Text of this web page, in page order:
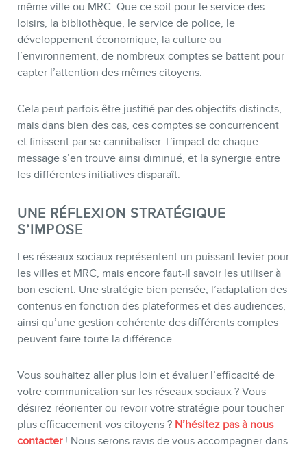
même ville ou MRC. Que ce soit pour le service des
loisirs, la bibliothèque, le service de police, le
développement économique, la culture ou
l’environnement, de nombreux comptes se battent pour
capter l’attention des mêmes citoyens.
Cela peut parfois être justifié par des objectifs distincts,
mais dans bien des cas, ces comptes se concurrencent
et finissent par se cannibaliser. L’impact de chaque
message s’en trouve ainsi diminué, et la synergie entre
les différentes initiatives disparaît.
UNE RÉFLEXION STRATÉGIQUE
S’IMPOSE
Les réseaux sociaux représentent un puissant levier pour
les villes et MRC, mais encore faut-il savoir les utiliser à
bon escient. Une stratégie bien pensée, l’adaptation des
contenus en fonction des plateformes et des audiences,
ainsi qu’une gestion cohérente des différents comptes
peuvent faire toute la différence.
Vous souhaitez aller plus loin et évaluer l’efficacité de
votre communication sur les réseaux sociaux ? Vous
désirez réorienter ou revoir votre stratégie pour toucher
plus efficacement vos citoyens ? N’hésitez pas à nous
contacter! Nous serons ravis de vous accompagner dans